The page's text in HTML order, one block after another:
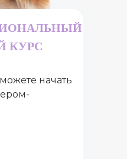
КУРС
начать